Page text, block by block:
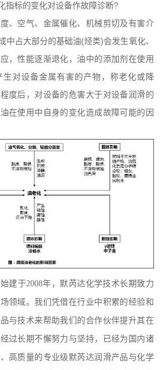
指标的变化对设备作故障诊断?
、空气、金属催化、机械剪切及有害介
中占大部分的基础油(烃类)会发生氧化、
，性能逐渐退化，油中的添加剂在使用
生对设备金属有害的产物，称老化或降
度后，对设备的危害大于对设备润滑的
在使用中自身的变化造成故障可能的因
建于2008年，默芮达化学技术长期致力
领域。我们凭借在行业中积累的经验和
与技术来帮助我们的合作伙伴提升其在
过长期不懈努力与坚持，已经为国内诸
高质量的专业级默芮达润滑产品与化学